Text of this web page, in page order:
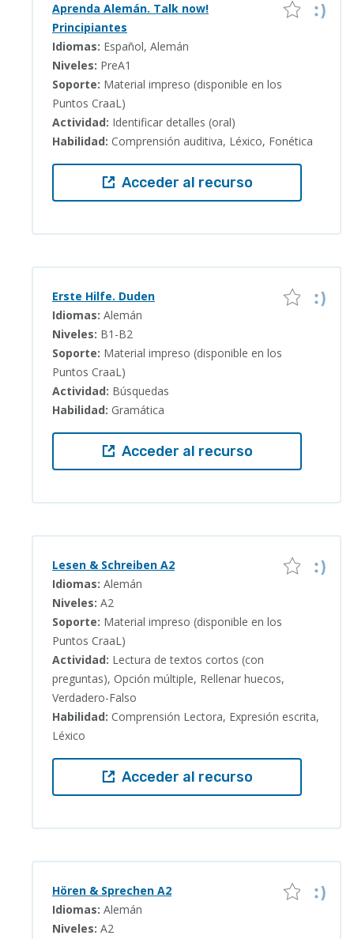
Aprenda Alemán. Talk now!
Principiantes
Idiomas: Español, Alemán
Niveles: PreA1
Soporte: Material impreso (disponible en los
Puntos CraaL)
Actividad: Identificar detalles (oral)
Habilidad: Comprensión auditiva, Léxico, Fonética
Acceder al recurso
Erste Hilfe. Duden
Idiomas: Alemán
Niveles: B1-B2
Soporte: Material impreso (disponible en los
Puntos CraaL)
Actividad: Búsquedas
Habilidad: Gramática
Acceder al recurso
Lesen & Schreiben A2
Idiomas: Alemán
Niveles: A2
Soporte: Material impreso (disponible en los
Puntos CraaL)
Actividad: Lectura de textos cortos (con
preguntas), Opción múltiple, Rellenar huecos,
Verdadero-Falso
Habilidad: Comprensión Lectora, Expresión escrita,
Léxico
Acceder al recurso
Hören & Sprechen A2
Idiomas: Alemán
Niveles: A2